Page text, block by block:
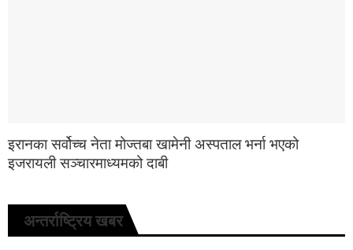
इरानका सर्वोच्च नेता मोज्तबा खामेनी अस्पताल भर्ना भएको
इजरायली सञ्चारमाध्यमको दाबी
अन्तर्राष्ट्रिय खबर